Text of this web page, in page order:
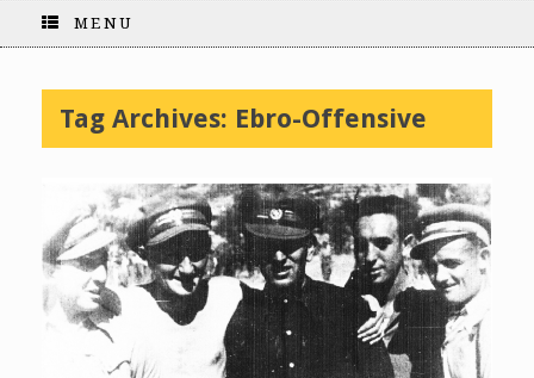
MENU
Tag Archives: Ebro-Offensive